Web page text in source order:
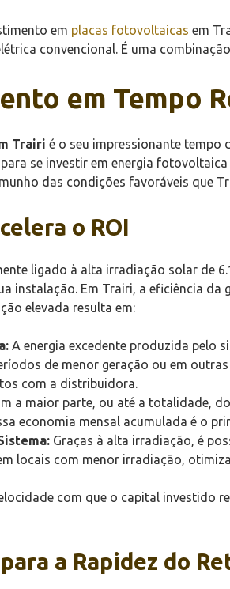
em placas fotovoltaicas em
convencional. É uma
em Tempo
Trairi é o seu impressionante tempo
se investir em energia
das condições favoráveis que
o ROI
ligado à alta irradiação solar de
instalação. Em Trairi, a eficiência
elevada resulta em:
A energia excedente produzida pelo
de menor geração ou em
com a distribuidora.
a maior parte, ou até a totalidade,
economia mensal acumulada é o
Graças à alta irradiação, é
locais com menor irradiação,
com que o capital investido
a Rapidez do